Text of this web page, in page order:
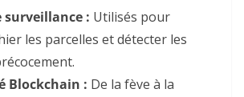
surveillance : Utilisés pour
les parcelles et détecter les
Blockchain : De la fève à la